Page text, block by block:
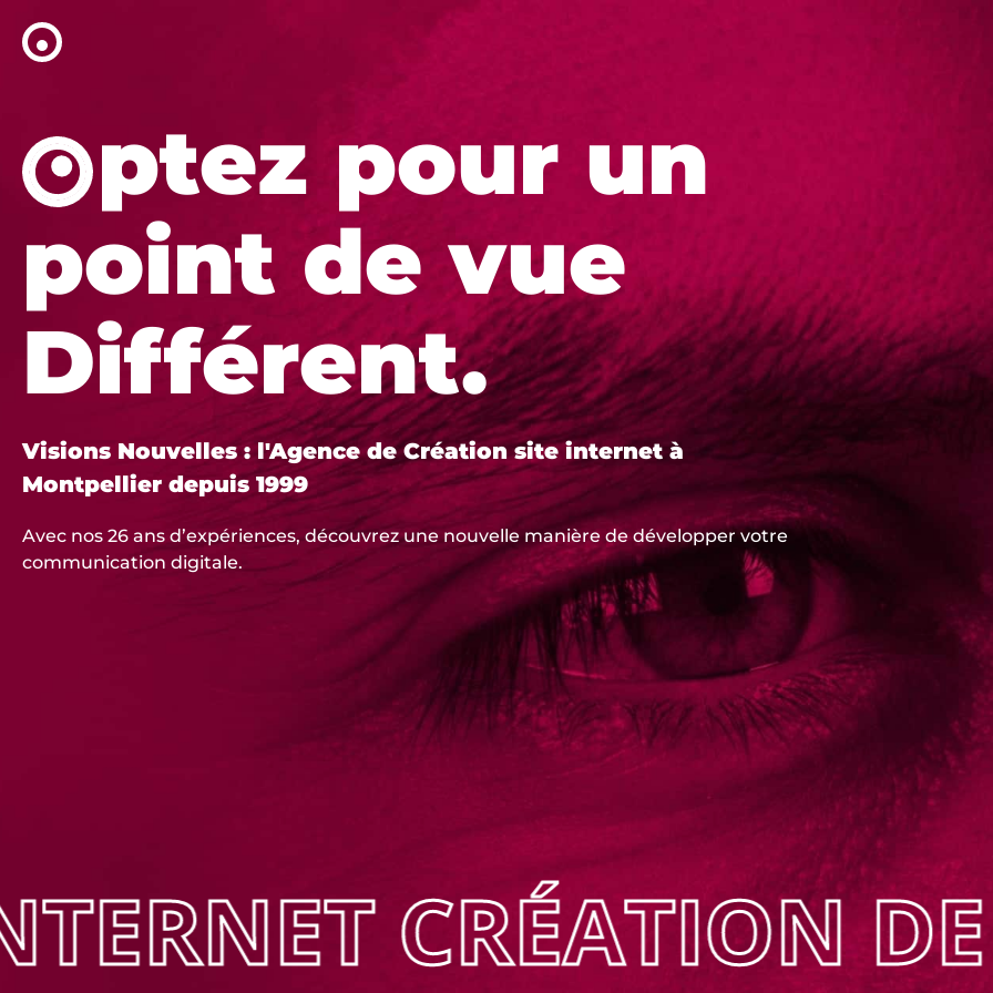
OUVREZ LES YEUX SUR
ptez pour un
point de vue
Différent.
Visions Nouvelles : l'Agence de Création site internet à
Montpellier depuis 1999
Avec nos 26 ans d’expériences, découvrez une nouvelle manière de développer votre
communication digitale.
CRÉATION DE